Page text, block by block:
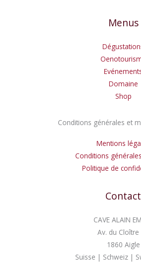
Menus
Domaine
Shop
Conditions générales et
Mentions
Conditions
Politique de
Contact
CAVE ALAIN
Av. du Cloître
1860 Aigle
Suisse | Schweiz |